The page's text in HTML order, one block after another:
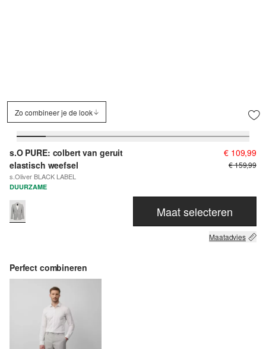
Zo combineer je de look
s.O PURE: colbert van geruit
elastisch weefsel
s.Oliver BLACK LABEL
€ 109,99
€ 159,99
DUURZAME
Maat selecteren
Maatadvies
Perfect combineren